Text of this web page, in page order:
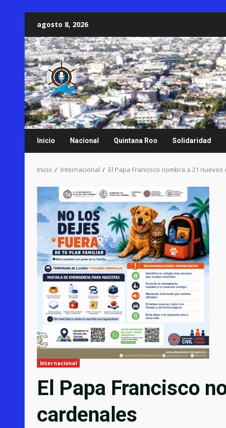
contenido
agosto 8, 2026
Inicio Nacional Quintana Roo Solidaridad
Inicio Internacional El Papa Francisco nombra a 21
Internacional
El Papa Francisco
cardenales